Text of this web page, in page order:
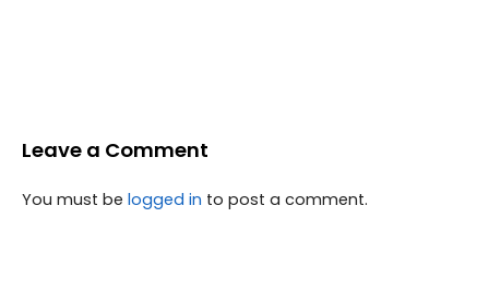
Leave a Comment
You must be logged in to post a comment.